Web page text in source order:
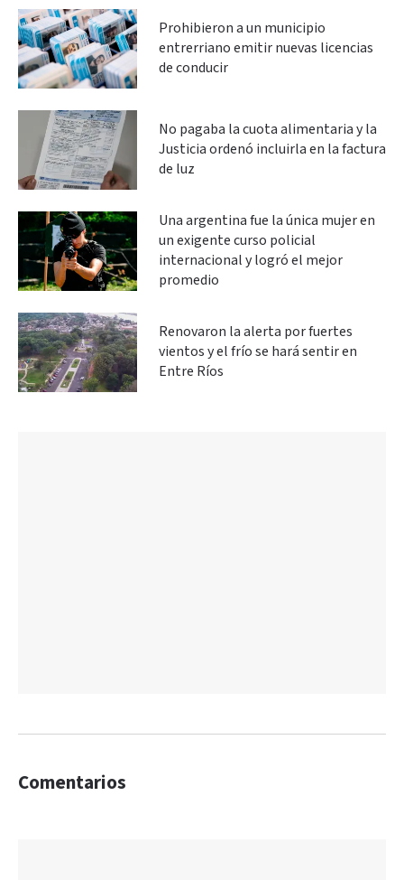
Prohibieron a un municipio
entrerriano emitir nuevas licencias
de conducir
No pagaba la cuota alimentaria y la
Justicia ordenó incluirla en la factura
de luz
Una argentina fue la única mujer en
un exigente curso policial
internacional y logró el mejor
promedio
Renovaron la alerta por fuertes
vientos y el frío se hará sentir en
Entre Ríos
Comentarios